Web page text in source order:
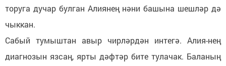
торуга дучар булган Алиянең нәни башына шешләр дә
чыккан.
Сабый тумыштан авыр чирләрдән интегә. Алия-нең
диагнозын язсаң, ярты дәфтәр бите тулачак. Баланың